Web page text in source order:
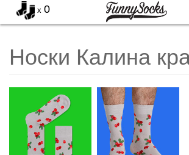
x 0
Носки Калина